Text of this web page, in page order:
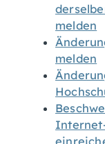
melden
melden